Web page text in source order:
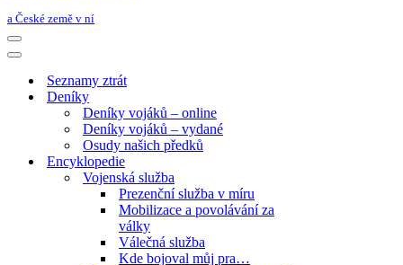
a České země v ní
Navigační
menu
Navigační
Seznamy ztrát
Deníky
Deníky vojáků – online
Deníky vojáků – vydané
Osudy našich předků
Encyklopedie
Vojenská služba
Prezenční služba v míru
Mobilizace a povolávání za
války
Válečná služba
Kde bojoval můj pra…